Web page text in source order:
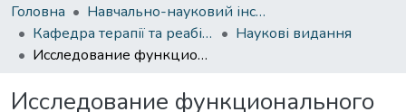
Головна
Навчально-науковий інститут здоров'я, реабілітації та фізичного виховання
Кафедра терапії та реабілітації
Наукові видання
Исследование функционального состояния вегетативной нервной системы у детей подросткового возраста
Исследование функционального